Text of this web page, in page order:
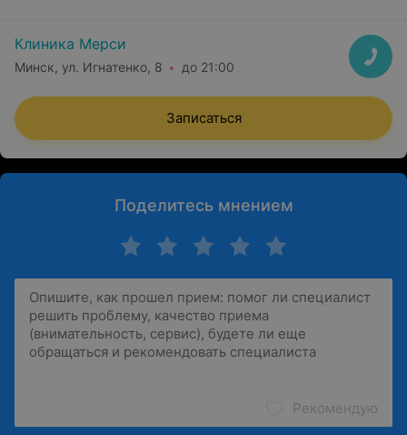
Клиника Мерси
Минск, ул. Игнатенко, 8 до 21:00
Записаться
Поделитесь мнением
Рекомендую